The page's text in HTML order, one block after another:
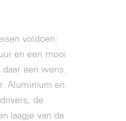
voldoen:
en een mooi
daar een wens.
Aluminium en
de
laagje van de